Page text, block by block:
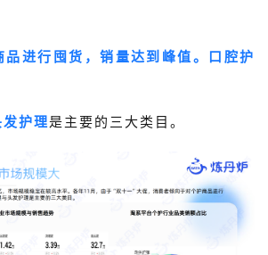
进行囤货，销量达到峰值。 口腔护
护理是主要的三大类目。